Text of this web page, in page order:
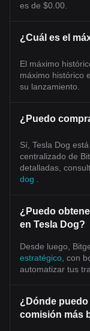
es de $0.00.
¿Cuál es el
El máximo
máximo histórico
su lanzamiento.
¿Puedo
Sí, Tesla Dog
centralizado de
detalladas,
dog
¿Puedo
en Tesla Dog?
Desde luego,
estratégico , con
automatizar tus
¿Dónde
comisión más